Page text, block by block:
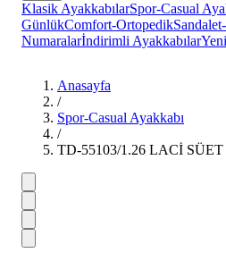
Klasik AyakkabılarSpor-Casual
GünlükComfort-Ortopedik
Numaralarİndirimli Ayakkabılar
Anasayfa
/
Spor-Casual Ayakkabı
/
TD-55103/1.26 LACİ SÜET